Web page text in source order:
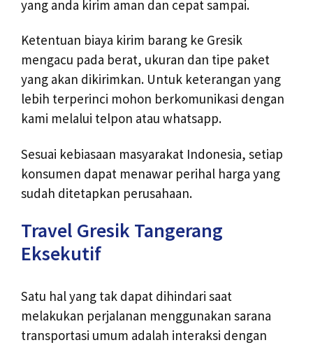
yang anda kirim aman dan cepat sampai.
Ketentuan biaya kirim barang ke Gresik
mengacu pada berat, ukuran dan tipe paket
yang akan dikirimkan. Untuk keterangan yang
lebih terperinci mohon berkomunikasi dengan
kami melalui telpon atau whatsapp.
Sesuai kebiasaan masyarakat Indonesia, setiap
konsumen dapat menawar perihal harga yang
sudah ditetapkan perusahaan.
Travel Gresik Tangerang
Eksekutif
Satu hal yang tak dapat dihindari saat
melakukan perjalanan menggunakan sarana
transportasi umum adalah interaksi dengan